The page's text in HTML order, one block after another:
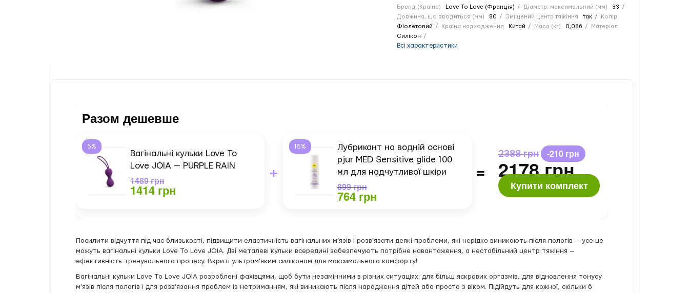
Бренд (Країна) Love To Love (Франція) Діаметр: максимальний (мм)
33
Довжина, що вводиться (мм)
80 Зміщений центр тяжіння так
Колір
Фіолетовий
Країна надходження Китай Маса (кг) 0,086
Матеріал
Силікон
Всі характеристики
Разом дешевше
5%
Вагінальні кульки Love To
Love JOIA — PURPLE RAIN
1489 грн
1414 грн
+
15%
Лубрикант на водній основі
pjur MED Sensitive glide 100
мл для надчутливої ​​шкіри
899 грн
764 грн
=
2388 грн -210 грн
2178 грн
Купити комплект
Посилити відчуття під час близькості, підвищити еластичність вагінальних м’язів і розв’язати деякі проблеми, які нерідко виникають після пологів — усе це
можуть вагінальні кульки Love To Love JOIA. Дві металеві кульки всередині забезпечують потрібне навантаження, а нестабільний центр тяжіння —
ефективність тренувального процесу. Вкриті ультрам’яким силіконом для максимального комфорту!
Вагінальні кульки Love To Love JOIA розроблені фахівцями, щоб бути незамінними в різних ситуаціях: для більш яскравих оргазмів, для відновлення тонусу
м’язів після пологів і для розв’язання проблем із нетриманням, які виникають після народження дітей або просто з віком. Підійдуть для кожної, скільки б